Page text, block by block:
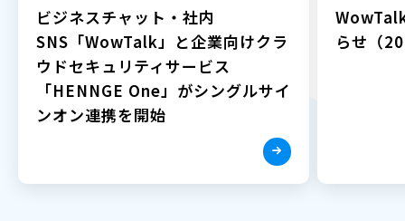
ビジネスチャット・社内
SNS「WowTalk」と企業向けクラ
ウドセキュリティサービス
「HENNGE One」がシングルサイ
ンオン連携を開始
らせ（